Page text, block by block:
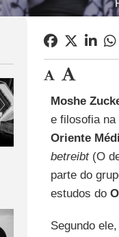
Moshe
e filosofia na
Oriente
betreibt(O
parte do
estudos do
Segundo